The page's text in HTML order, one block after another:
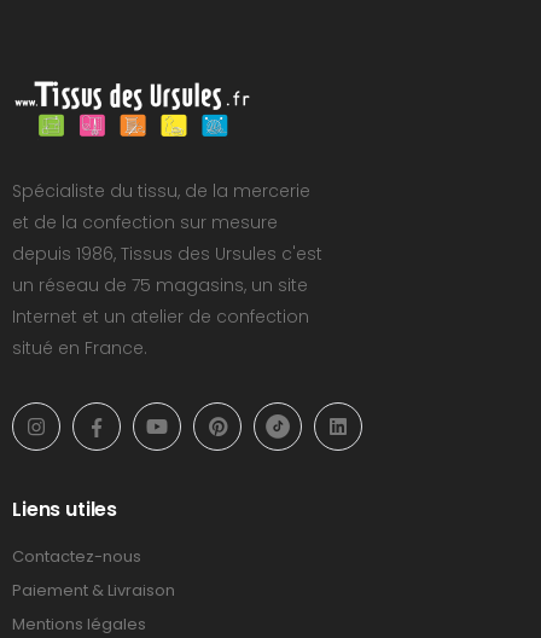
Spécialiste du tissu, de la mercerie
et de la confection sur mesure
depuis 1986, Tissus des Ursules c'est
un réseau de 75 magasins, un site
Internet et un atelier de confection
situé en France.
Liens utiles
Contactez-nous
Paiement & Livraison
Mentions légales